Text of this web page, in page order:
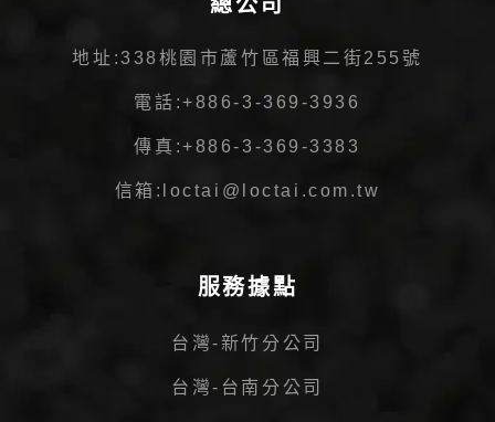
地址:338桃園市蘆竹區福興二街255號
電話:+886-3-369-3936
傳真:+886-3-369-3383
信箱: loctai@loctai.com.tw
服務據點
台灣-新竹分公司
台灣-台南分公司